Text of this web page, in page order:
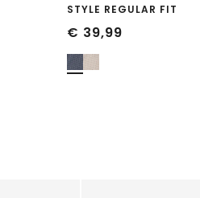
STYLE REGULAR FIT
€ 39,99